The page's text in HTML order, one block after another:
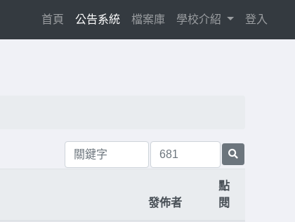
首頁 (current)
公告系統 檔案庫 學校介紹 登入
發佈者
點
閱